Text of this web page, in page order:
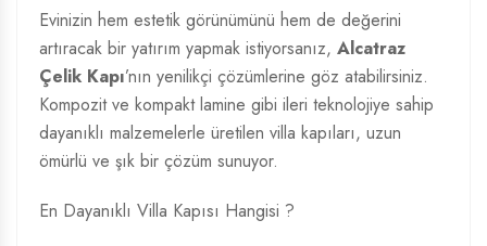
Evinizin hem estetik görünümünü hem de değerini
artıracak bir yatırım yapmak istiyorsanız, Alcatraz
Çelik Kapı’nın yenilikçi çözümlerine göz atabilirsiniz.
Kompozit ve kompakt lamine gibi ileri teknolojiye sahip
dayanıklı malzemelerle üretilen villa kapıları, uzun
ömürlü ve şık bir çözüm sunuyor.
En Dayanıklı Villa Kapısı Hangisi ?